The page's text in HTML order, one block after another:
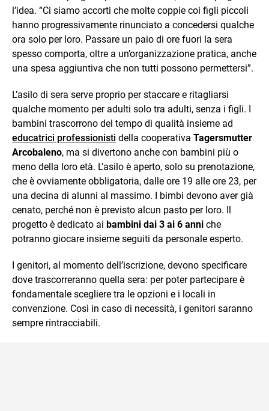
l’idea. “Ci siamo accorti che molte coppie coi figli piccoli
hanno progressivamente rinunciato a concedersi qualche
ora solo per loro. Passare un paio di ore fuori la sera
spesso comporta, oltre a un’organizzazione pratica, anche
una spesa aggiuntiva che non tutti possono permettersi”.
L’asilo di sera serve proprio per staccare e ritagliarsi
qualche momento per adulti solo tra adulti, senza i figli. I
bambini trascorrono del tempo di qualità insieme ad
educatrici professionisti della cooperativa Tagersmutter
Arcobaleno, ma si divertono anche con bambini più o
meno della loro età. L’asilo è aperto, solo su prenotazione,
che è ovviamente obbligatoria, dalle ore 19 alle ore 23, per
una decina di alunni al massimo. I bimbi devono aver già
cenato, perché non è previsto alcun pasto per loro. Il
progetto è dedicato ai bambini dai 3 ai 6 anni che
potranno giocare insieme seguiti da personale esperto.
I genitori, al momento dell’iscrizione, devono specificare
dove trascorreranno quella sera: per poter partecipare è
fondamentale scegliere tra le opzioni e i locali in
convenzione. Così in caso di necessità, i genitori saranno
sempre rintracciabili.